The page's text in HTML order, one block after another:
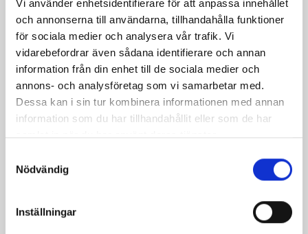
Vi använder enhetsidentifierare för att anpassa innehållet
och annonserna till användarna, tillhandahålla funktioner
för sociala medier och analysera vår trafik. Vi
vidarebefordrar även sådana identifierare och annan
information från din enhet till de sociala medier och
annons- och analysföretag som vi samarbetar med.
Dessa kan i sin tur kombinera informationen med annan
information som du har tillhandahållit eller som de har
samlat in när du har använt deras tjänster.
Nödvändig
Inställningar
mitt i ugn ca 20 min eller till gratängen fått fin färg.
Lycka till!
Produkter i receptet: